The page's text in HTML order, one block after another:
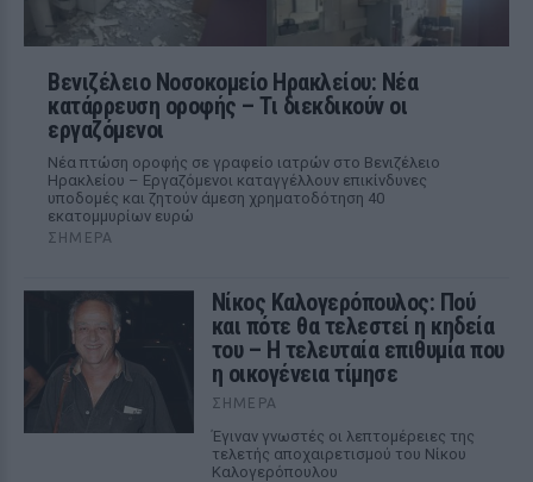
Βενιζέλειο Νοσοκομείο Ηρακλείου: Νέα
κατάρρευση οροφής – Τι διεκδικούν οι
εργαζόμενοι
Νέα πτώση οροφής σε γραφείο ιατρών στο Βενιζέλειο
Ηρακλείου – Εργαζόμενοι καταγγέλλουν επικίνδυνες
υποδομές και ζητούν άμεση χρηματοδότηση 40
εκατομμυρίων ευρώ
ΣΉΜΕΡΑ
Νίκος Καλογερόπουλος: Πού
και πότε θα τελεστεί η κηδεία
του – Η τελευταία επιθυμία που
η οικογένεια τίμησε
ΣΉΜΕΡΑ
Έγιναν γνωστές οι λεπτομέρειες της
τελετής αποχαιρετισμού του Νίκου
Καλογερόπουλου